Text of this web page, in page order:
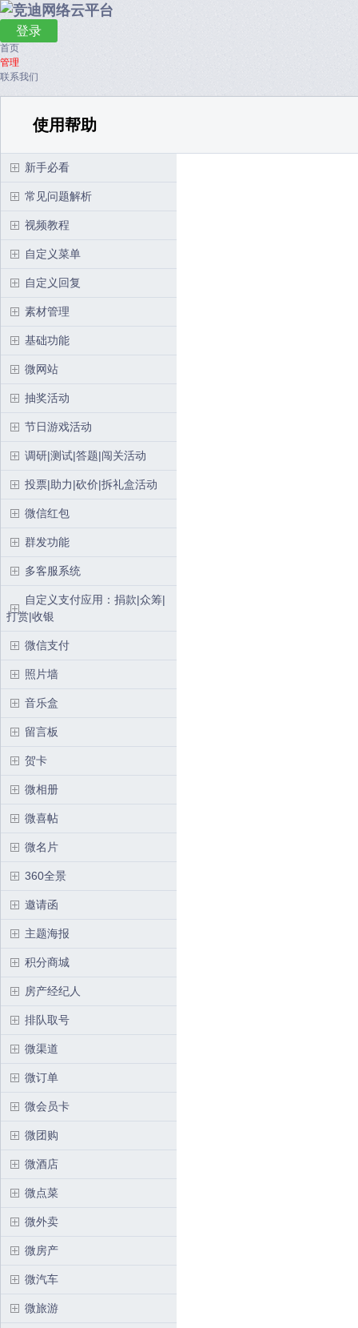
登录
首页
管理
联系我们
使用帮助
新手必看
常见问题解析
视频教程
自定义菜单
自定义回复
素材管理
基础功能
微网站
抽奖活动
节日游戏活动
调研|测试|答题|闯关活动
投票|助力|砍价|拆礼盒活动
微信红包
群发功能
多客服系统
自定义支付应用：捐款|众筹|
打赏|收银
微信支付
照片墙
音乐盒
留言板
贺卡
微相册
微喜帖
微名片
360全景
邀请函
主题海报
积分商城
房产经纪人
排队取号
微渠道
微订单
微会员卡
微团购
微酒店
微点菜
微外卖
微房产
微汽车
微旅游